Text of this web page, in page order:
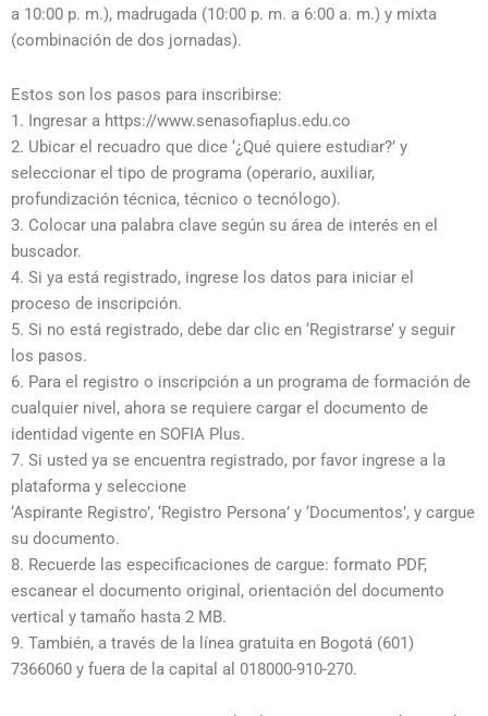
a 10:00 p. m.), madrugada (10:00 p. m. a 6:00 a. m.) y mixta
(combinación de dos jornadas).
Estos son los pasos para inscribirse:
1. Ingresar a https://www.senasofiaplus.edu.co
2. Ubicar el recuadro que dice ‘¿Qué quiere estudiar?’ y
seleccionar el tipo de programa (operario, auxiliar,
profundización técnica, técnico o tecnólogo).
3. Colocar una palabra clave según su área de interés en el
buscador.
4. Si ya está registrado, ingrese los datos para iniciar el
proceso de inscripción.
5. Si no está registrado, debe dar clic en ‘Registrarse’ y seguir
los pasos.
6. Para el registro o inscripción a un programa de formación de
cualquier nivel, ahora se requiere cargar el documento de
identidad vigente en SOFIA Plus.
7. Si usted ya se encuentra registrado, por favor ingrese a la
plataforma y seleccione
‘Aspirante Registro’, ‘Registro Persona’ y ‘Documentos’, y cargue
su documento.
8. Recuerde las especificaciones de cargue: formato PDF,
escanear el documento original, orientación del documento
vertical y tamaño hasta 2 MB.
9. También, a través de la línea gratuita en Bogotá (601)
7366060 y fuera de la capital al 018000-910-270.